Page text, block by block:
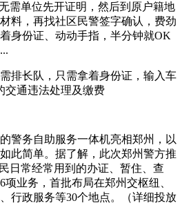
需单位先开证明，然后到原户籍地
料，再找社区民警签字确认，费劲
身份证、动动手指，半分钟就OK
排长队，只需拿着身份证，输入车
交通违法处理及缴费
警务自助服务一体机亮相郑州，以
此简单。据了解，此次郑州警方推
日常经常用到的办证、暂住、查
业务，首批布局在郑州交枢纽、
行政服务等30个地点。（详细投放